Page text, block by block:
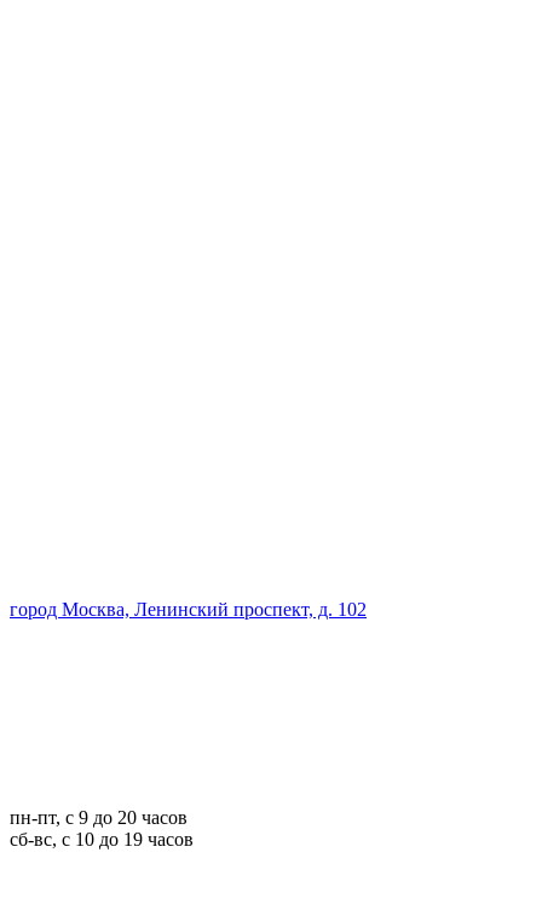
город Москва, Ленинский проспект, д. 102
пн-пт, с 9 до 20 часов
сб-вс, с 10 до 19 часов